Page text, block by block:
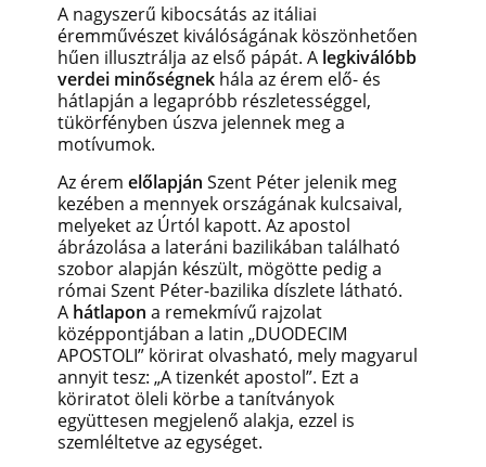
A nagyszerű kibocsátás az itáliai
éremművészet kiválóságának köszönhetően
hűen illusztrálja az első pápát. A legkiválóbb
verdei minőségnek hála az érem elő- és
hátlapján a legapróbb részletességgel,
tükörfényben úszva jelennek meg a
motívumok.
Az érem előlapján Szent Péter jelenik meg
kezében a mennyek országának kulcsaival,
melyeket az Úrtól kapott. Az apostol
ábrázolása a lateráni bazilikában található
szobor alapján készült, mögötte pedig a
római Szent Péter-bazilika díszlete látható.
A hátlapon a remekmívű rajzolat
középpontjában a latin „DUODECIM
APOSTOLI” körirat olvasható, mely magyarul
annyit tesz: „A tizenkét apostol”. Ezt a
köriratot öleli körbe a tanítványok
együttesen megjelenő alakja, ezzel is
szemléltetve az egységet.